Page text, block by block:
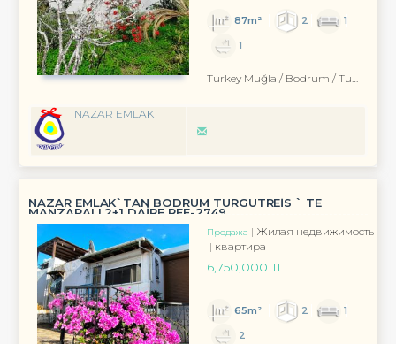
87m² 2
1
1
Turkey Muğla / Bodrum / Turgutreis
NAZAR EMLAK
NAZAR EMLAK`TAN BODRUM TURGUTREİS ` TE
MANZARALI 2+1 DAİRE REF-2749
Продажа
Жилая недвижимость
квартира
6,750,000 TL
65m² 2
1
2